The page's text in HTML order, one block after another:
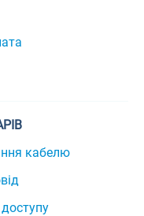
кабелю